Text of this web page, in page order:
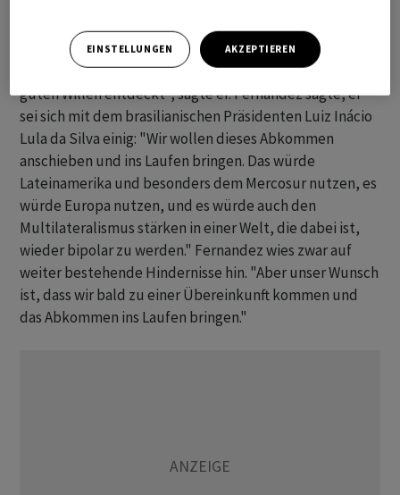
Scholz zeigte sich optimistisch, dass es zu einer
Einigung kommen kann. "Ich habe hier guten Geist und
guten Willen entdeckt", sagte er. Fernandez sagte, er
sei sich mit dem brasilianischen Präsidenten Luiz Inácio
Lula da Silva einig: "Wir wollen dieses Abkommen
anschieben und ins Laufen bringen. Das würde
Lateinamerika und besonders dem Mercosur nutzen, es
würde Europa nutzen, und es würde auch den
Multilateralismus stärken in einer Welt, die dabei ist,
wieder bipolar zu werden." Fernandez wies zwar auf
weiter bestehende Hindernisse hin. "Aber unser Wunsch
ist, dass wir bald zu einer Übereinkunft kommen und
das Abkommen ins Laufen bringen."
EINSTELLUNGEN AKZEPTIEREN